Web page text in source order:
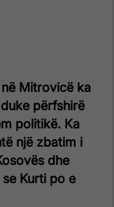
Mitrovicë ka
përfshirë
politikë. Ka
një zbatim i
dhe
Kurti po e